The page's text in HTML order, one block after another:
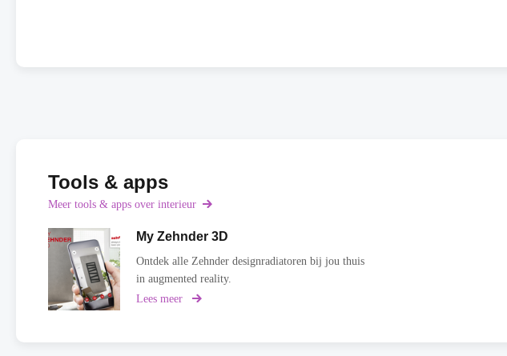
Tools & apps
Meer tools & apps over interieur
My Zehnder 3D
Ontdek alle Zehnder designradiatoren bij jou thuis
in augmented reality.
Lees meer
over